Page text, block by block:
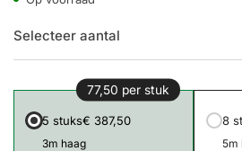
Selecteer aantal
77,50 per stuk
5 stuks€ 387,50
3m haag
8
5m